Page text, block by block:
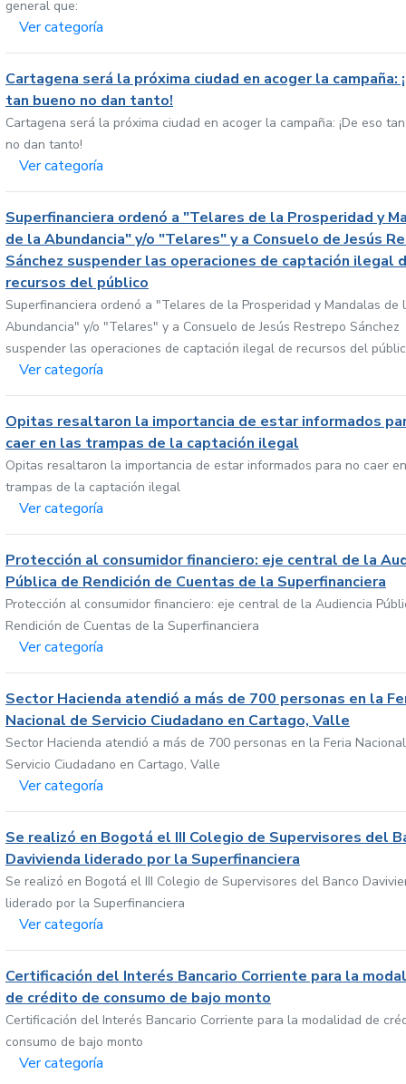
general que:
Ver categoría
Cartagena será la próxima ciudad en acoger la campaña:
tan bueno no dan tanto!
Cartagena será la próxima ciudad en acoger la campaña: ¡De eso
no dan tanto!
Ver categoría
Superfinanciera ordenó a "Telares de la Prosperidad y
de la Abundancia" y/o "Telares" y a Consuelo de Jesús
Sánchez suspender las operaciones de captación ilegal
recursos del público
Superfinanciera ordenó a "Telares de la Prosperidad y Mandalas de
Abundancia" y/o "Telares" y a Consuelo de Jesús Restrepo Sánchez
suspender las operaciones de captación ilegal de recursos del
Ver categoría
Opitas resaltaron la importancia de estar informados
caer en las trampas de la captación ilegal
Opitas resaltaron la importancia de estar informados para no caer
trampas de la captación ilegal
Ver categoría
Protección al consumidor financiero: eje central de la
Pública de Rendición de Cuentas de la Superfinanciera
Protección al consumidor financiero: eje central de la Audiencia
Rendición de Cuentas de la Superfinanciera
Ver categoría
Sector Hacienda atendió a más de 700 personas en la
Nacional de Servicio Ciudadano en Cartago, Valle
Sector Hacienda atendió a más de 700 personas en la Feria
Servicio Ciudadano en Cartago, Valle
Ver categoría
Se realizó en Bogotá el III Colegio de Supervisores del
Davivienda liderado por la Superfinanciera
Se realizó en Bogotá el III Colegio de Supervisores del Banco
liderado por la Superfinanciera
Ver categoría
Certificación del Interés Bancario Corriente para la
de crédito de consumo de bajo monto
Certificación del Interés Bancario Corriente para la modalidad de
consumo de bajo monto
Ver categoría